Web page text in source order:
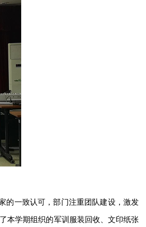
的一致认可，部门注重团队建设，激发
本学期组织的军训服装回收、文印纸张